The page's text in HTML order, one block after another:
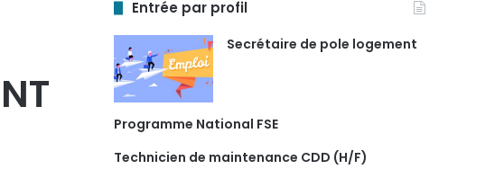
Entrée par profil
Secrétaire de pole logement
Programme National FSE
Technicien de maintenance CDD (H/F)